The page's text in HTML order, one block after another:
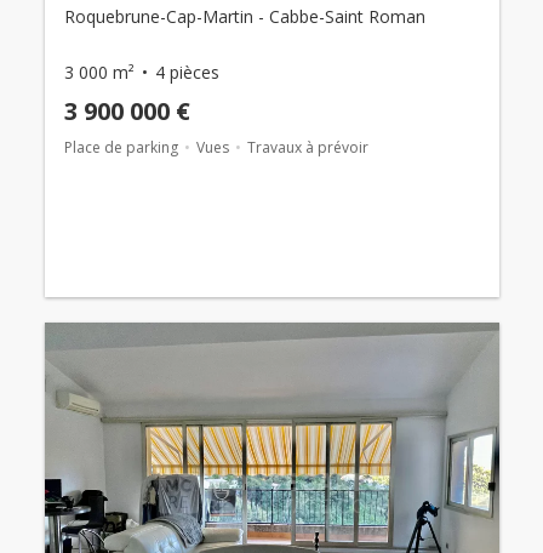
Roquebrune-Cap-Martin - Cabbe-Saint Roman
3 000 m² 4 pièces
3 900 000 €
Place de parking Vues Travaux à prévoir